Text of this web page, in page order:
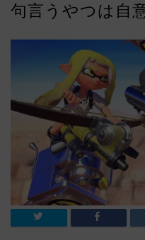
句言うやつは自